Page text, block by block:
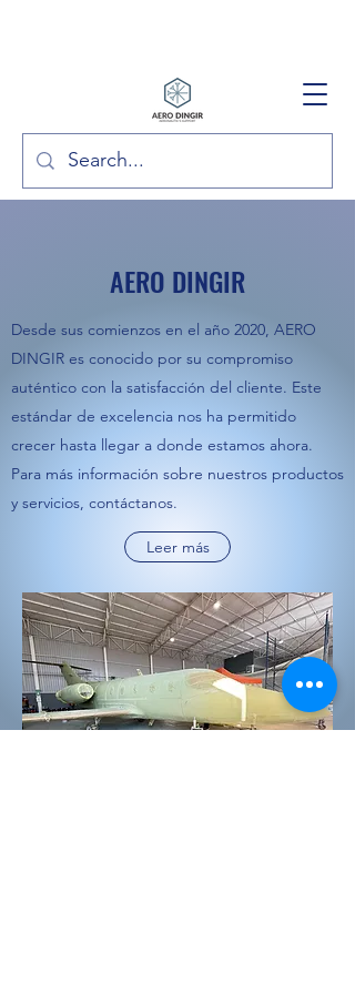
AERO DINGIR
Desde sus comienzos en el año 2020, AERO
DINGIR es conocido por su compromiso
auténtico con la satisfacción del cliente. Este
estándar de excelencia nos ha permitido
crecer hasta llegar a donde estamos ahora.
Para más información sobre nuestros productos
y servicios, contáctanos.
Leer más